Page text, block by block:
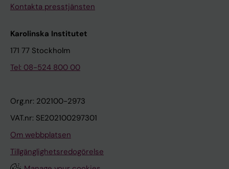
Kontakta presstjänsten
Karolinska Institutet
171 77 Stockholm
Tel: 08-524 800 00
Org.nr: 202100-2973
VAT.nr: SE202100297301
Om webbplatsen
Tillgänglighetsredogörelse